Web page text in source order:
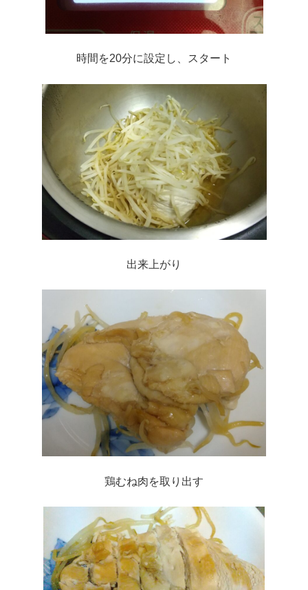
時間を20分に設定し、スタート
出来上がり
鶏むね肉を取り出す